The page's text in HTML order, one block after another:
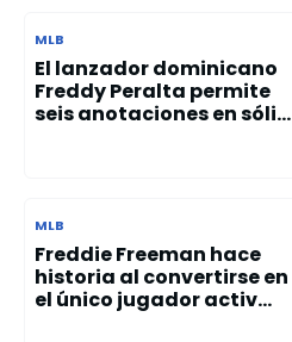
MLB
El lanzador dominicano
Freddy Peralta permite
seis anotaciones en sóli...
MLB
Freddie Freeman hace
historia al convertirse en
el único jugador activ...